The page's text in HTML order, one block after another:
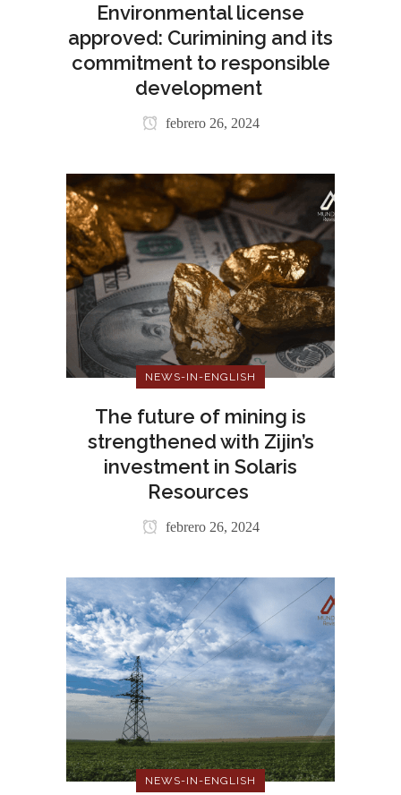
Environmental license
approved: Curimining and its
commitment to responsible
development
febrero 26, 2024
NEWS-IN-ENGLISH
The future of mining is
strengthened with Zijin’s
investment in Solaris
Resources
febrero 26, 2024
NEWS-IN-ENGLISH